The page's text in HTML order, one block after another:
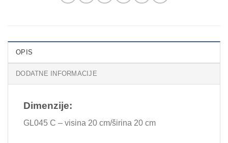
OPIS
DODATNE INFORMACIJE
Dimenzije:
GL045 C – visina 20 cm/širina 20 cm